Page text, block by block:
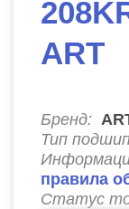
ART
Бренд:
Тип
правила
Статус